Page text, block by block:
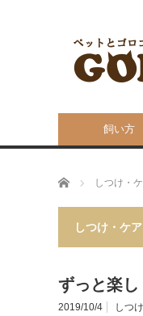
飼い方
ホーム しつけ・
しつけ・ケア
ずっと楽
2019/10/4 しつ